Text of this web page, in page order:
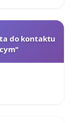
do kontaktu